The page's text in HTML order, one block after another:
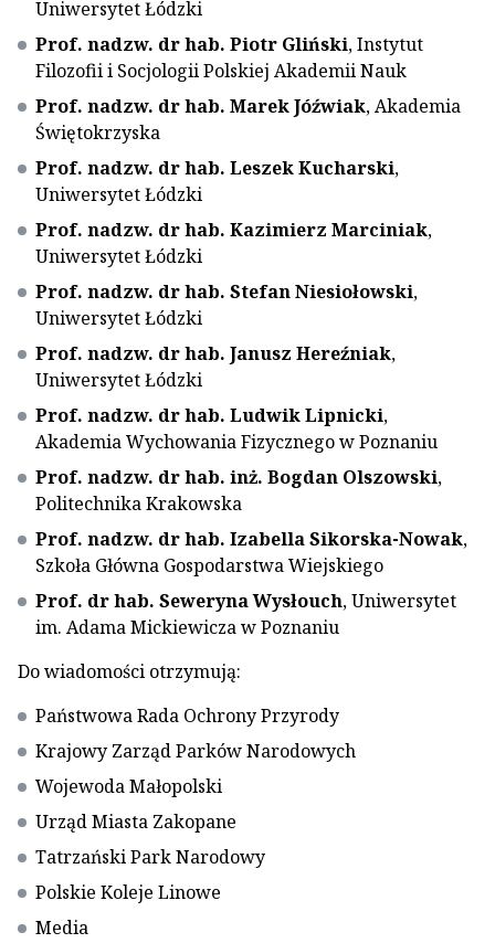
Uniwersytet Łódzki
Prof. nadzw. dr hab. Piotr Gliński, Instytut
Filozofii i Socjologii Polskiej Akademii Nauk
Prof. nadzw. dr hab. Marek Jóźwiak, Akademia
Świętokrzyska
Prof. nadzw. dr hab. Leszek Kucharski,
Uniwersytet Łódzki
Prof. nadzw. dr hab. Kazimierz Marciniak,
Uniwersytet Łódzki
Prof. nadzw. dr hab. Stefan Niesiołowski,
Uniwersytet Łódzki
Prof. nadzw. dr hab. Janusz Hereźniak,
Uniwersytet Łódzki
Prof. nadzw. dr hab. Ludwik Lipnicki,
Akademia Wychowania Fizycznego w Poznaniu
Prof. nadzw. dr hab. inż. Bogdan Olszowski,
Politechnika Krakowska
Prof. nadzw. dr hab. Izabella Sikorska-Nowak,
Szkoła Główna Gospodarstwa Wiejskiego
Prof. dr hab. Seweryna Wysłouch, Uniwersytet
im. Adama Mickiewicza w Poznaniu
Do wiadomości otrzymują:
Państwowa Rada Ochrony Przyrody
Krajowy Zarząd Parków Narodowych
Wojewoda Małopolski
Urząd Miasta Zakopane
Tatrzański Park Narodowy
Polskie Koleje Linowe
Media